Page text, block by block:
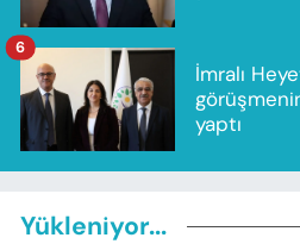
İmralı
yaptı
6
Yükleniyor...